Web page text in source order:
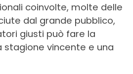
coinvolte, molte delle
dal grande pubblico,
giusti può fare la
stagione vincente e una